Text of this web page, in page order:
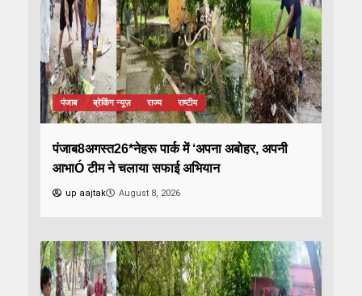
पंजाब ब्रेकिंग न्यूज़ राज्य राष्टीय
पंजाब8अगस्त26*नेहरू पार्क में ‘अपना अबोहर, अपनी
आभाÓ टीम ने चलाया सफाई अभियान
up aajtak August 8, 2026